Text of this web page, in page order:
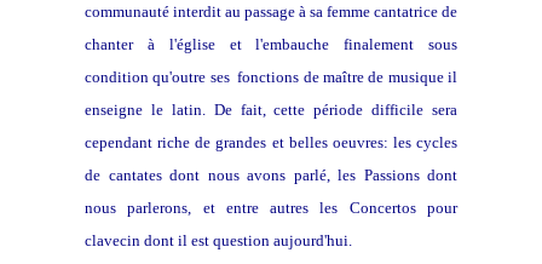
communauté interdit au passage à sa femme cantatrice de
chanter à l'église et l'embauche finalement sous
condition qu'outre ses fonctions de maître de musique il
enseigne le latin. De fait, cette période difficile sera
cependant riche de grandes et belles oeuvres: les cycles
de cantates dont nous avons parlé, les Passions dont
nous parlerons, et entre autres les Concertos pour
clavecin dont il est question aujourd'hui.